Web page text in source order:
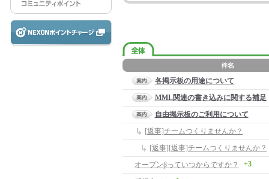
各掲示板の用途について
MML関連の書き込みに関する補足
自由掲示板のご利用について
[返事]チームつくりませんか？
[返事][返事]チームつくりませんか？
オープンβっていつからですか？
+3